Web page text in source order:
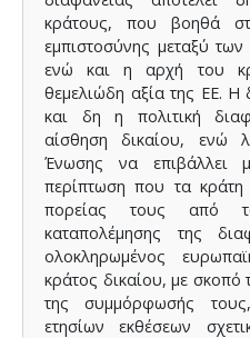
κράτους, που βοηθά
εμπιστοσύνης μεταξύ
ενώ και η αρχή του
θεμελιώδη αξία της ΕΕ.
και δη η πολιτική
αίσθηση δικαίου, ενώ
Ένωσης να επιβάλλει
περίπτωση που τα κράτη
πορείας τους από
καταπολέμησης της
ολοκληρωμένος
κράτος δικαίου, με σκοπό
της συμμόρφωσής
ετησίων εκθέσεων